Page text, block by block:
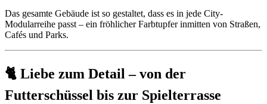
Das gesamte Gebäude ist so gestaltet, dass es in jede City-
Modularreihe passt – ein fröhlicher Farbtupfer inmitten von Straßen,
Cafés und Parks.
🐈 Liebe zum Detail – von der
Futterschüssel bis zur Spielterrasse